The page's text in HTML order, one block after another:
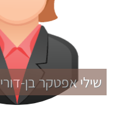
שילי אפטקר בן-דורי